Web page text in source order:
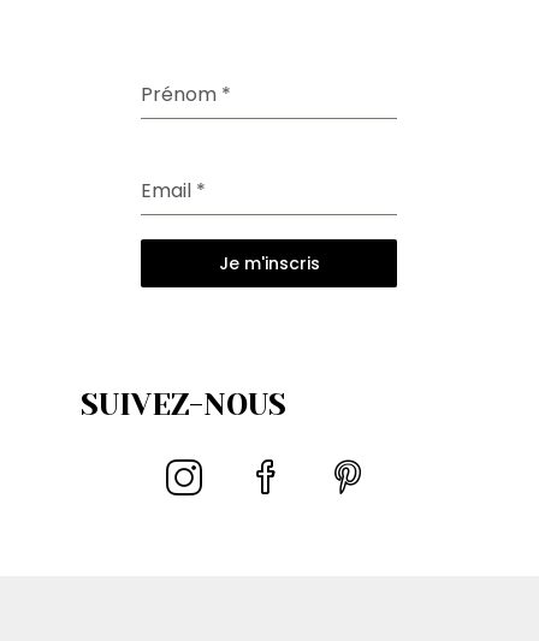
Prénom *
Email *
Je m'inscris
SUIVEZ-NOUS